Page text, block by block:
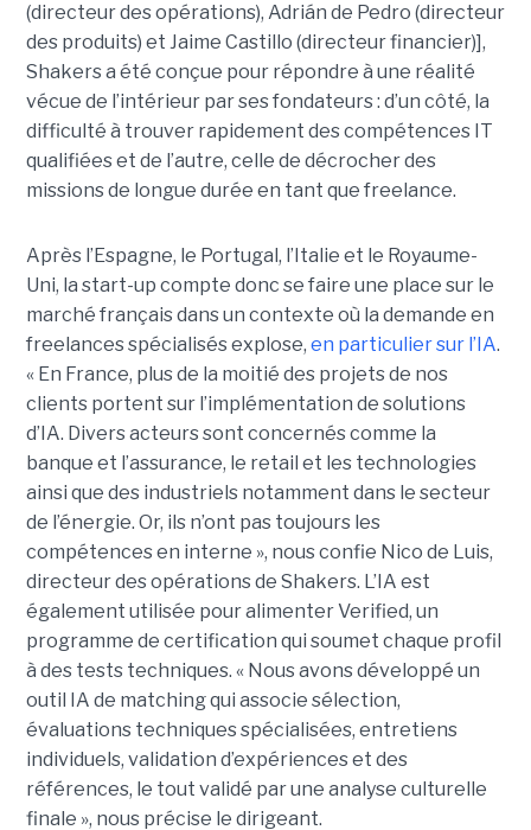
(directeur des opérations), Adrián de Pedro (directeur
des produits) et Jaime Castillo (directeur financier)],
Shakers a été conçue pour répondre à une réalité
vécue de l’intérieur par ses fondateurs : d’un côté, la
difficulté à trouver rapidement des compétences IT
qualifiées et de l’autre, celle de décrocher des
missions de longue durée en tant que freelance.
Après l’Espagne, le Portugal, l’Italie et le Royaume-
Uni, la start-up compte donc se faire une place sur le
marché français dans un contexte où la demande en
freelances spécialisés explose, en particulier sur l’IA.
« En France, plus de la moitié des projets de nos
clients portent sur l’implémentation de solutions
d’IA. Divers acteurs sont concernés comme la
banque et l’assurance, le retail et les technologies
ainsi que des industriels notamment dans le secteur
de l’énergie. Or, ils n’ont pas toujours les
compétences en interne », nous confie Nico de Luis,
directeur des opérations de Shakers. L’IA est
également utilisée pour alimenter Verified, un
programme de certification qui soumet chaque profil
à des tests techniques. « Nous avons développé un
outil IA de matching qui associe sélection,
évaluations techniques spécialisées, entretiens
individuels, validation d’expériences et des
références, le tout validé par une analyse culturelle
finale », nous précise le dirigeant.